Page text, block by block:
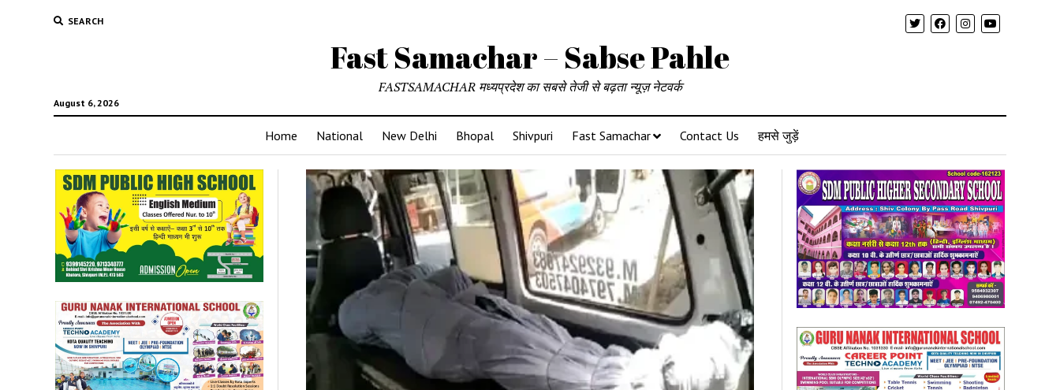
SEARCH
Fast Samachar – Sabse Pahle
August 6, 2026
FASTSAMACHAR मध्यप्रदेश का सबसे तेजी से बढ़ता न्यूज़ नेटवर्क
Home National New Delhi Bhopal Shivpuri Fast Samachar Contact Us हमसे जुड़ें